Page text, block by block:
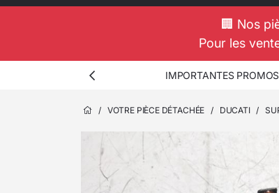
🏢 Nos
Pour les
IMPORTANTES
/ VOTRE PIÈCE DÉTACHÉE / DUCATI /